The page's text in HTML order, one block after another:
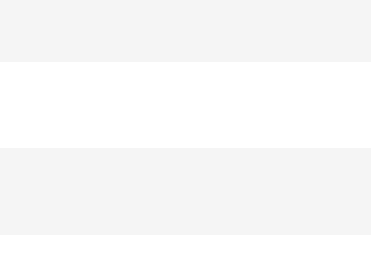
semifinal. Viktor Gardenkrans
att inleda sitt spjutkval.